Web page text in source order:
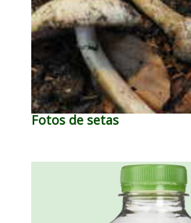
Fotos de setas